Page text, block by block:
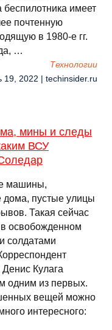
беспилотника имеет
почтенную
в 1980-е гг.
…
Технологии
19, 2022 | techinsider.ru
мины и следы
ВСУ
машины,
дома, пустые улицы
Такая сейчас
в освобожденном
солдатами
Кулага
одним из первых.
вещей можно
интересного: